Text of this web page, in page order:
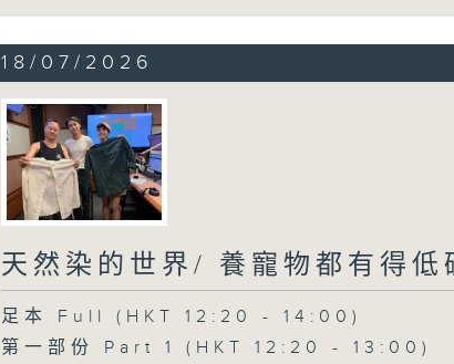
18/07/2026
天然染的世界/ 養寵物都有得低
足本 Full (HKT 12:20 - 14:00)
第一部份 Part 1 (HKT 12:20 - 13:00)